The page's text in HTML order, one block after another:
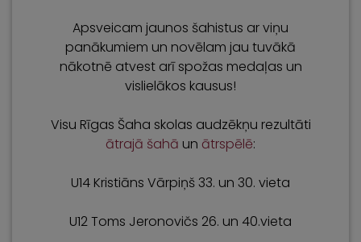
Apsveicam jaunos šahistus ar viņu
panākumiem un novēlam jau tuvākā
nākotnē atvest arī spožas medaļas un
vislielākos kausus!
Visu Rīgas Šaha skolas audzēkņu rezultāti
ātrajā šahā un ātrspēlē:
U14 Kristiāns Vārpiņš 33. un 30. vieta
U12 Toms Jeronovičs 26. un 40.vieta